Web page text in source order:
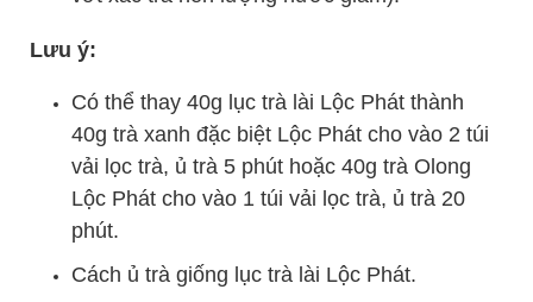
Lưu ý:
Có thể thay 40g lục trà lài Lộc Phát thành
40g trà xanh đặc biệt Lộc Phát cho vào 2 túi
vải lọc trà, ủ trà 5 phút hoặc 40g trà Olong
Lộc Phát cho vào 1 túi vải lọc trà, ủ trà 20
phút.
Cách ủ trà giống lục trà lài Lộc Phát.